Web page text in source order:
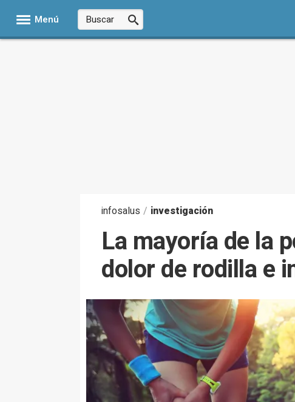
Menú
infosalus / investigación
La mayoría de la
dolor de rodilla e